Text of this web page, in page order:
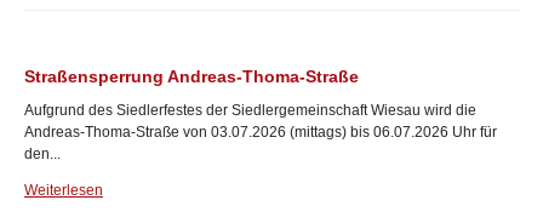
Straßensperrung Andreas-Thoma-Straße
Aufgrund des Siedlerfestes der Siedlergemeinschaft Wiesau wird die
Andreas-Thoma-Straße von 03.07.2026 (mittags) bis 06.07.2026 Uhr für
den...
Weiterlesen